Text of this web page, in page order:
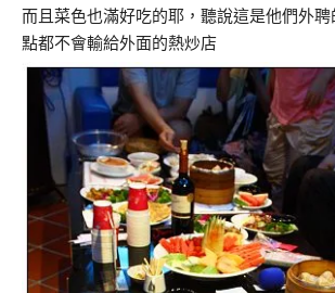
而且菜色也滿好吃的耶，聽說這是他們外
點都不會輸給外面的熱炒店